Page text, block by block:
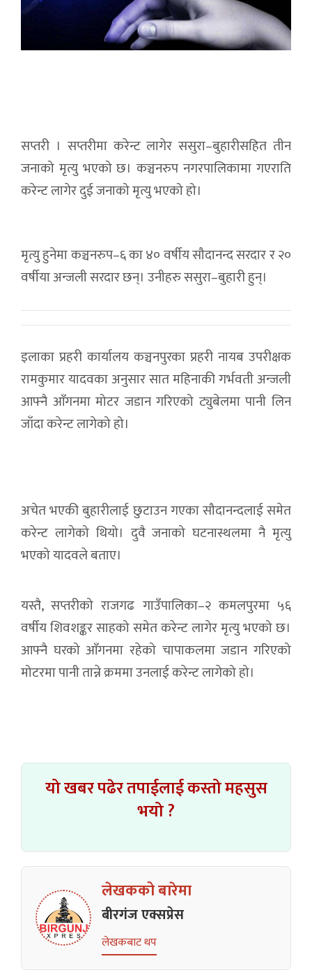
सप्तरी । सप्तरीमा करेन्ट लागेर ससुरा–बुहारीसहित तीन
जनाको मृत्यु भएको छ। कञ्चनरुप नगरपालिकामा गएराति
करेन्ट लागेर दुई जनाको मृत्यु भएको हो।
मृत्यु हुनेमा कञ्चनरुप–६ का ४० वर्षीय सौदानन्द सरदार र २०
वर्षीया अन्जली सरदार छन्। उनीहरु ससुरा–बुहारी हुन्।
इलाका प्रहरी कार्यालय कञ्चनपुरका प्रहरी नायब उपरीक्षक
रामकुमार यादवका अनुसार सात महिनाकी गर्भवती अन्जली
आफ्नै आँगनमा मोटर जडान गरिएको ट्युबेलमा पानी लिन
जाँदा करेन्ट लागेको हो।
अचेत भएकी बुहारीलाई छुटाउन गएका सौदानन्दलाई समेत
करेन्ट लागेको थियो। दुवै जनाको घटनास्थलमा नै मृत्यु
भएको यादवले बताए।
यस्तै, सप्तरीको राजगढ गाउँपालिका–२ कमलपुरमा ५६
वर्षीय शिवशङ्कर साहको समेत करेन्ट लागेर मृत्यु भएको छ।
आफ्नै घरको आँगनमा रहेको चापाकलमा जडान गरिएको
मोटरमा पानी तान्ने क्रममा उनलाई करेन्ट लागेको हो।
यो खबर पढेर तपाईलाई कस्तो महसुस
भयो ?
लेखकको बारेमा
बीरगंज एक्सप्रेस
लेखकबाट थप